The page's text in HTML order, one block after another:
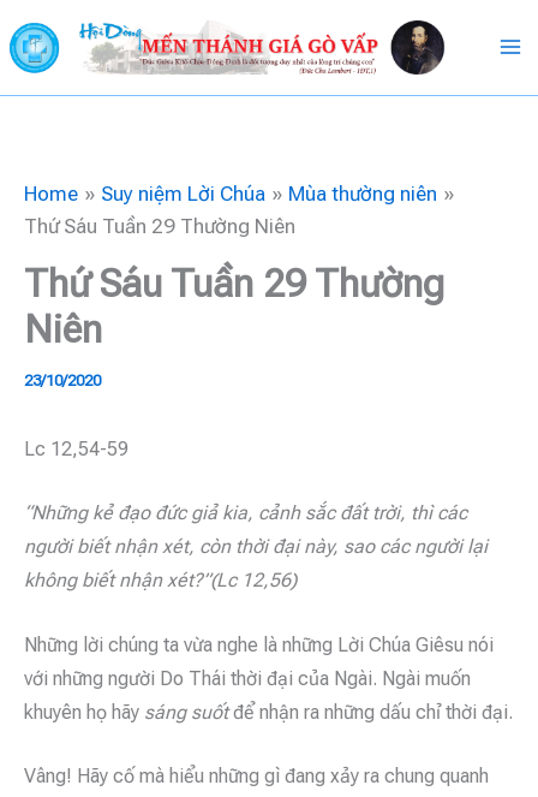
to
content
Home Suy niệm Lời Chúa
Mùa thường niên
Thứ Sáu Tuần 29 Thường Niên
Thứ Sáu Tuần 29 Thường
Niên
23/10/2020
Lc 12,54-59
“Những kẻ đạo đức giả kia, cảnh sắc đất trời, thì các
người biết nhận xét, còn thời đại này, sao các người lại
không biết nhận xét?”(Lc 12,56)
Những lời chúng ta vừa nghe là những Lời Chúa Giêsu nói
với những người Do Thái thời đại của Ngài. Ngài muốn
khuyên họ hãy sáng suốtđể nhận ra những dấu chỉ thời đại.
Vâng! Hãy cố mà hiểu những gì đang xảy ra chung quanh